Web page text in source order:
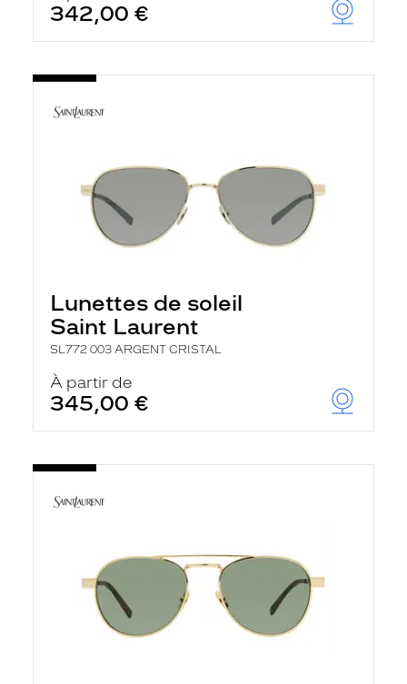
342,00 €
Lunettes de soleil
Saint Laurent
SL772 003 ARGENT CRISTAL
À partir de
345,00 €